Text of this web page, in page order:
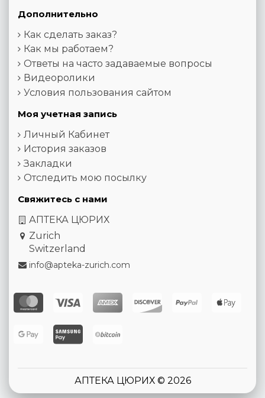
Дополнительно
Как сделать заказ?
Как мы работаем?
Ответы на часто задаваемые вопросы
Видеоролики
Условия пользования сайтом
Моя учетная запись
Личный Кабинет
История заказов
Закладки
Отследить мою посылку
Свяжитесь с нами
АПТЕКА ЦЮРИХ
Zurich
Switzerland
info@apteka-zurich.com
АПТЕКА ЦЮРИХ © 2026